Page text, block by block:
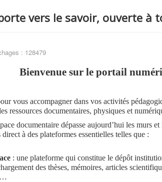
vers le savoir, ouverte à
: 128479
Bienvenue sur le portail
vous accompagner dans vos activités
ressources documentaires, physiques et
documentaire dépasse aujourd’hui les murs
direct à des plateformes essentielles telles que :
: une plateforme qui constitue le dépôt
des thèses, mémoires, articles
…